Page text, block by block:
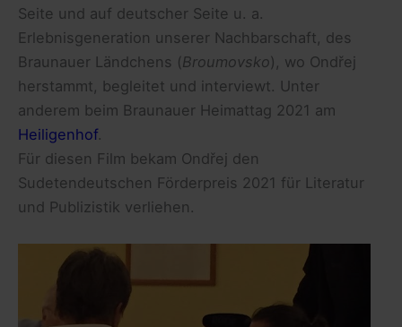
Seite und auf deutscher Seite u. a.
Erlebnisgeneration unserer Nachbarschaft, des
Braunauer Ländchens (Broumovsko), wo Ondřej
herstammt, begleitet und interviewt. Unter
anderem beim Braunauer Heimattag 2021 am
Heiligenhof.
Für diesen Film bekam Ondřej den
Sudetendeutschen Förderpreis 2021 für Literatur
und Publizistik verliehen.